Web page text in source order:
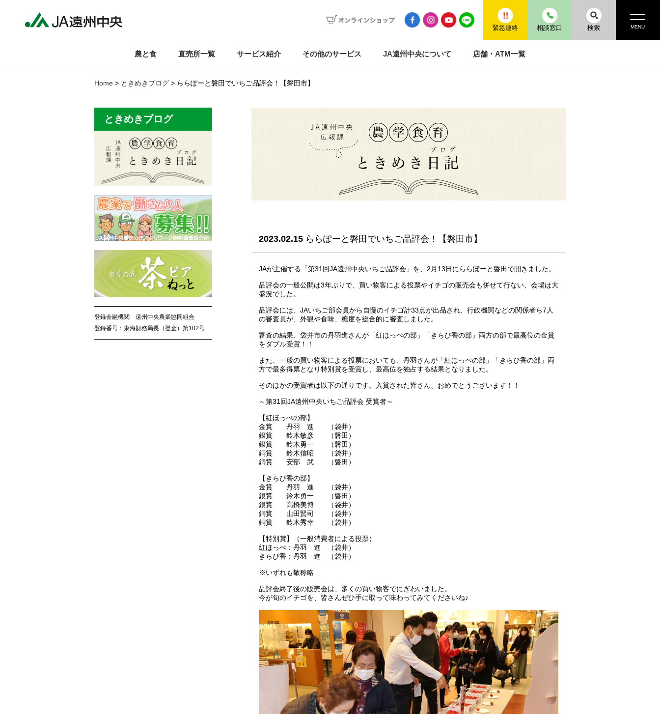
緊急連絡 相談窓口 検索 MENU
農と食 直売所一覧 サービス紹介 その他のサービス JA遠州中央について 店舗・ATM一覧
Home > ときめきブログ > ららぽーと磐田でいちご品評会！【磐田市】
2023.02.15 ららぽーと磐田でいちご品評会！【磐田市】
JAが主催する「第31回JA遠州中央いちご品評会」を、2月13日にららぽーと磐田で開きました。
品評会の一般公開は3年ぶりで、買い物客による投票やイチゴの販売会も併せて行ない、会場は大
盛況でした。
品評会には、JAいちご部会員から自慢のイチゴ計33点が出品され、行政機関などの関係者ら7人
の審査員が、外観や食味、糖度を総合的に審査しました。
審査の結果、袋井市の丹羽進さんが「紅ほっぺの部」「きらぴ香の部」両方の部で最高位の金賞
をダブル受賞！！
また、一般の買い物客による投票においても、丹羽さんが「紅ほっぺの部」「きらぴ香の部」両
方で最多得票となり特別賞を受賞し、最高位を独占する結果となりました。
そのほかの受賞者は以下の通りです。入賞された皆さん、おめでとうございます！！
～第31回JA遠州中央いちご品評会 受賞者～
【紅ほっぺの部】
金賞 丹羽 進 （袋井）
銀賞 鈴木敏彦 （磐田）
銀賞 鈴木勇一 （磐田）
銅賞 鈴木信昭 （袋井）
銅賞 安部 武 （磐田）
【きらぴ香の部】
金賞 丹羽 進 （袋井）
銀賞 鈴木勇一 （磐田）
銀賞 高橋美博 （袋井）
銅賞 山田賢司 （袋井）
銅賞 鈴木秀幸 （袋井）
【特別賞】（一般消費者による投票）
紅ほっぺ：丹羽 進 （袋井）
きらぴ香：丹羽 進 （袋井）
※いずれも敬称略
品評会終了後の販売会は、多くの買い物客でにぎわいました。
今が旬のイチゴを、皆さんぜひ手に取って味わってみてくださいね♪
ときめきブログ
登録金融機関 遠州中央農業協同組合
登録番号：東海財務局長（登金）第102号